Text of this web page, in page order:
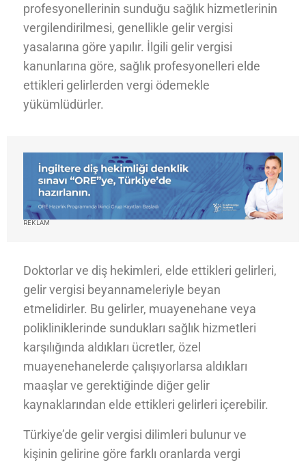
profesyonellerinin sunduğu sağlık hizmetlerinin
vergilendirilmesi, genellikle gelir vergisi
yasalarına göre yapılır. İlgili gelir vergisi
kanunlarına göre, sağlık profesyonelleri elde
ettikleri gelirlerden vergi ödemekle
yükümlüdürler.
REKLAM
Doktorlar ve diş hekimleri, elde ettikleri gelirleri,
gelir vergisi beyannameleriyle beyan
etmelidirler. Bu gelirler, muayenehane veya
polikliniklerinde sundukları sağlık hizmetleri
karşılığında aldıkları ücretler, özel
muayenehanelerde çalışıyorlarsa aldıkları
maaşlar ve gerektiğinde diğer gelir
kaynaklarından elde ettikleri gelirleri içerebilir.
Türkiye’de gelir vergisi dilimleri bulunur ve
kişinin gelirine göre farklı oranlarda vergi